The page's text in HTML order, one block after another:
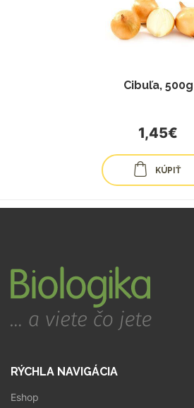
Cibuľa, 500g
1,45€
KÚPIŤ
RÝCHLA NAVIGÁCIA
Eshop